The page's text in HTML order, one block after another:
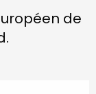
de